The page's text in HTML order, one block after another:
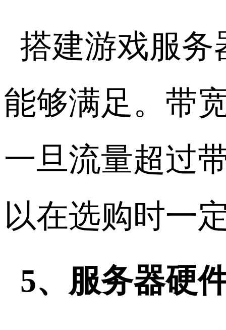
搭建游戏服务
能够满足。带
一旦流量超过
以在选购时一
5、服务器硬